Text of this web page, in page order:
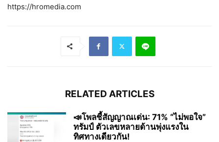
https://hromedia.com
RELATED ARTICLES
📣โพลชี้สัญญาณเด่น: 71% “ไม่พอใจ”
ทรัมป์ ตัวเลขหลายด้านพุ่งแรงใน
ทิศทางเดียวกัน!